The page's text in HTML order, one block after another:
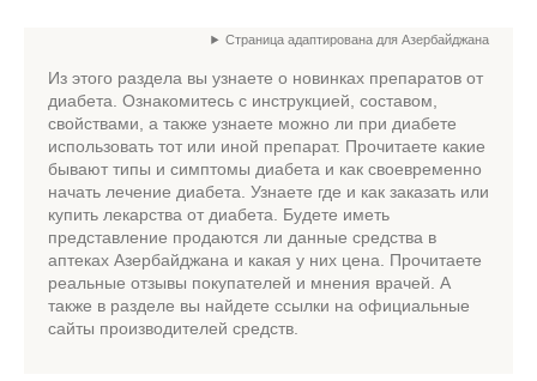
Страница адаптирована для Азербайджана
Из этого раздела вы узнаете о новинках препаратов от
диабета. Ознакомитесь с инструкцией, составом,
свойствами, а также узнаете можно ли при диабете
использовать тот или иной препарат. Прочитаете какие
бывают типы и симптомы диабета и как своевременно
начать лечение диабета. Узнаете где и как заказать или
купить лекарства от диабета. Будете иметь
представление продаются ли данные средства в
аптеках Азербайджана и какая у них цена. Прочитаете
реальные отзывы покупателей и мнения врачей. А
также в разделе вы найдете ссылки на официальные
сайты производителей средств.